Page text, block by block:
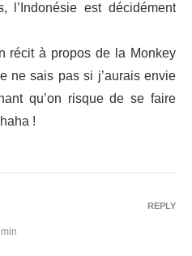
l’Indonésie est décidément
récit à propos de la Monkey
ne sais pas si j’aurais envie
qu’on risque de se faire
!
REPLY